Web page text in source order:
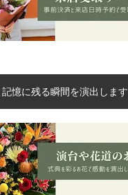
憶に残る瞬間を演出します